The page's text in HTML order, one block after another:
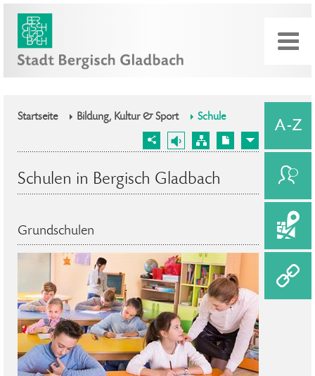
Startseite Bildung, Kultur & Sport Schule
Schulen in Bergisch Gladbach
Grundschulen